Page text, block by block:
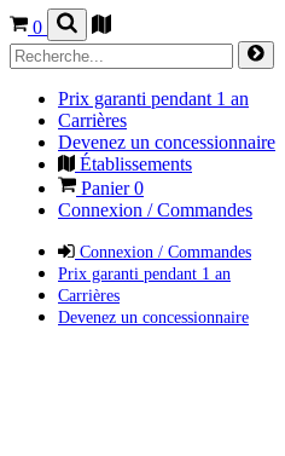
0
Prix garanti pendant 1 an
Carrières
Devenez un concessionnaire
Établissements
Panier0
Connexion / Commandes
Connexion / Commandes
Prix garanti pendant 1 an
Carrières
Devenez un concessionnaire